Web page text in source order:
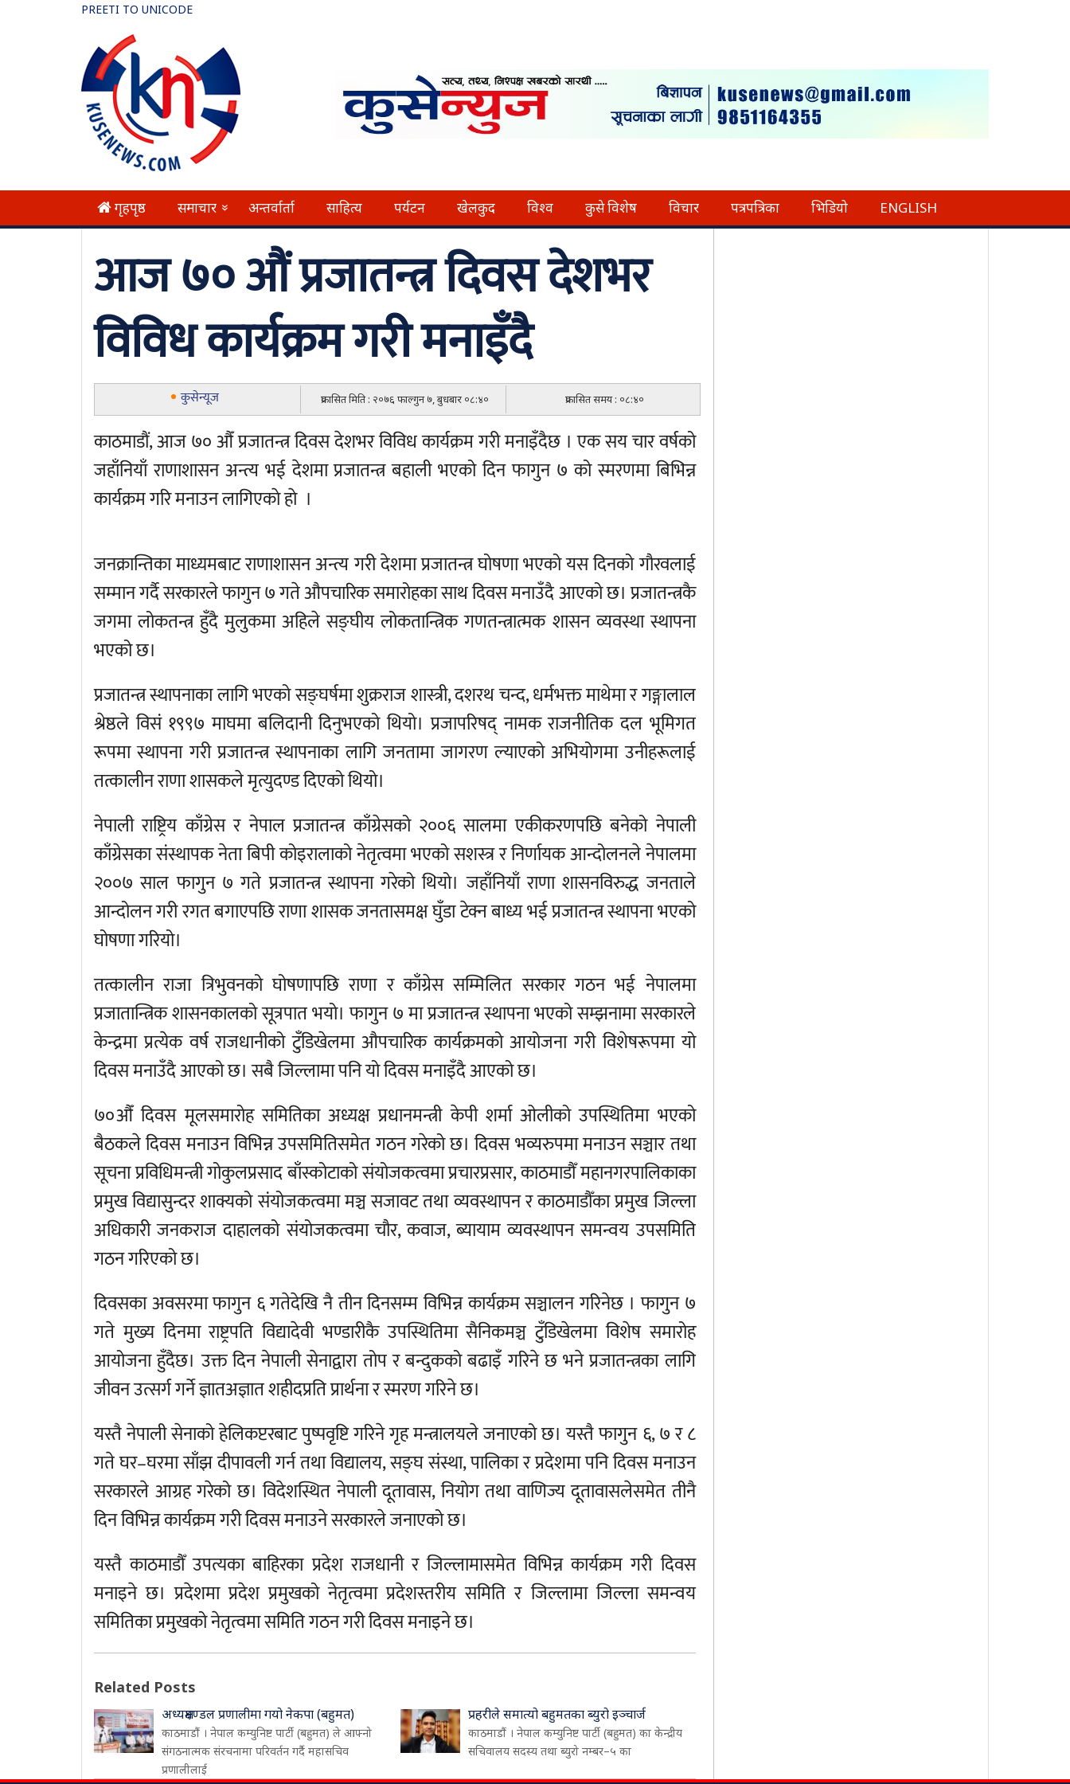
PREETI TO UNICODE
गृहपृष्ठ समाचार » अन्तर्वार्ता साहित्य पर्यटन खेलकुद विश्व कुसे विशेष विचार पत्रपत्रिका भिडियो ENGLISH
आज ७० औं प्रजातन्त्र दिवस देशभर
विविध कार्यक्रम गरी मनाइँदै
कुसेन्यूज प्रकासित मिति : २०७६ फाल्गुन ७, बुधबार ०८:४० प्रकासित समय : ०८:४०
काठमाडौं, आज ७० औँ प्रजातन्त्र दिवस देशभर विविध कार्यक्रम गरी मनाइँदैछ । एक सय चार वर्षको
जहाँनियाँ राणाशासन अन्त्य भई देशमा प्रजातन्त्र बहाली भएको दिन फागुन ७ को स्मरणमा बिभिन्न
कार्यक्रम गरि मनाउन लागिएकाे हाे ।
जनक्रान्तिका माध्यमबाट राणाशासन अन्त्य गरी देशमा प्रजातन्त्र घोषणा भएको यस दिनको गौरवलाई
सम्मान गर्दै सरकारले फागुन ७ गते औपचारिक समारोहका साथ दिवस मनाउँदै आएको छ। प्रजातन्त्रकै
जगमा लोकतन्त्र हुँदै मुलुकमा अहिले सङ्घीय लोकतान्त्रिक गणतन्त्रात्मक शासन व्यवस्था स्थापना
भएको छ।
प्रजातन्त्र स्थापनाका लागि भएको सङ्घर्षमा शुक्रराज शास्त्री, दशरथ चन्द, धर्मभक्त माथेमा र गङ्गालाल
श्रेष्ठले विसं १९९७ माघमा बलिदानी दिनुभएको थियो। प्रजापरिषद् नामक राजनीतिक दल भूमिगत
रूपमा स्थापना गरी प्रजातन्त्र स्थापनाका लागि जनतामा जागरण ल्याएको अभियोगमा उनीहरूलाई
तत्कालीन राणा शासकले मृत्युदण्ड दिएको थियो।
नेपाली राष्ट्रिय काँग्रेस र नेपाल प्रजातन्त्र काँग्रेसको २००६ सालमा एकीकरणपछि बनेको नेपाली
काँग्रेसका संस्थापक नेता बिपी कोइरालाको नेतृत्वमा भएको सशस्त्र र निर्णायक आन्दोलनले नेपालमा
२००७ साल फागुन ७ गते प्रजातन्त्र स्थापना गरेको थियो। जहाँनियाँ राणा शासनविरुद्ध जनताले
आन्दोलन गरी रगत बगाएपछि राणा शासक जनतासमक्ष घुँडा टेक्न बाध्य भई प्रजातन्त्र स्थापना भएको
घोषणा गरियो।
तत्कालीन राजा त्रिभुवनको घोषणापछि राणा र काँग्रेस सम्मिलित सरकार गठन भई नेपालमा
प्रजातान्त्रिक शासनकालको सूत्रपात भयो। फागुन ७ मा प्रजातन्त्र स्थापना भएको सम्झनामा सरकारले
केन्द्रमा प्रत्येक वर्ष राजधानीको टुँडिखेलमा औपचारिक कार्यक्रमको आयोजना गरी विशेषरूपमा यो
दिवस मनाउँदै आएको छ। सबै जिल्लामा पनि यो दिवस मनाइँदै आएको छ।
७०औँ दिवस मूलसमारोह समितिका अध्यक्ष प्रधानमन्त्री केपी शर्मा ओलीको उपस्थितिमा भएको
बैठकले दिवस मनाउन विभिन्न उपसमितिसमेत गठन गरेको छ। दिवस भव्यरुपमा मनाउन सञ्चार तथा
सूचना प्रविधिमन्त्री गोकुलप्रसाद बाँस्कोटाको संयोजकत्वमा प्रचारप्रसार, काठमाडौँ महानगरपालिकाका
प्रमुख विद्यासुन्दर शाक्यको संयोजकत्वमा मञ्च सजावट तथा व्यवस्थापन र काठमाडौँका प्रमुख जिल्ला
अधिकारी जनकराज दाहालको संयोजकत्वमा चौर, कवाज, ब्यायाम व्यवस्थापन समन्वय उपसमिति
गठन गरिएको छ।
दिवसका अवसरमा फागुन ६ गतेदेखि नै तीन दिनसम्म विभिन्न कार्यक्रम सञ्चालन गरिनेछ । फागुन ७
गते मुख्य दिनमा राष्ट्रपति विद्यादेवी भण्डारीकै उपस्थितिमा सैनिकमञ्च टुँडिखेलमा विशेष समारोह
आयोजना हुँदैछ। उक्त दिन नेपाली सेनाद्वारा तोप र बन्दुकको बढाइँ गरिने छ भने प्रजातन्त्रका लागि
जीवन उत्सर्ग गर्ने ज्ञातअज्ञात शहीदप्रति प्रार्थना र स्मरण गरिने छ।
यस्तै नेपाली सेनाको हेलिकप्टरबाट पुष्पवृष्टि गरिने गृह मन्त्रालयले जनाएको छ। यस्तै फागुन ६, ७ र ८
गते घर–घरमा साँझ दीपावली गर्न तथा विद्यालय, सङ्घ संस्था, पालिका र प्रदेशमा पनि दिवस मनाउन
सरकारले आग्रह गरेको छ। विदेशस्थित नेपाली दूतावास, नियोग तथा वाणिज्य दूतावासलेसमेत तीनै
दिन विभिन्न कार्यक्रम गरी दिवस मनाउने सरकारले जनाएको छ।
यस्तै काठमाडौँ उपत्यका बाहिरका प्रदेश राजधानी र जिल्लामासमेत विभिन्न कार्यक्रम गरी दिवस
मनाइने छ। प्रदेशमा प्रदेश प्रमुखको नेतृत्वमा प्रदेशस्तरीय समिति र जिल्लामा जिल्ला समन्वय
समितिका प्रमुखको नेतृत्वमा समिति गठन गरी दिवस मनाइने छ।
Related Posts
अध्यक्षमण्डल प्रणालीमा गयो नेकपा (बहुमत)
काठमाडौं । नेपाल कम्युनिष्ट पार्टी (बहुमत) ले आफ्नो
संगठनात्मक संरचनामा परिवर्तन गर्दै महासचिव
प्रणालीलाई
प्रहरीले समात्यो बहुमतका ब्युरो इञ्चार्ज
काठमाडौं । नेपाल कम्युनिष्ट पार्टी (बहुमत) का केन्द्रीय
सचिवालय सदस्य तथा ब्युरो नम्बर–५ का